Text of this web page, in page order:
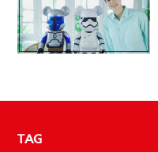
TAG